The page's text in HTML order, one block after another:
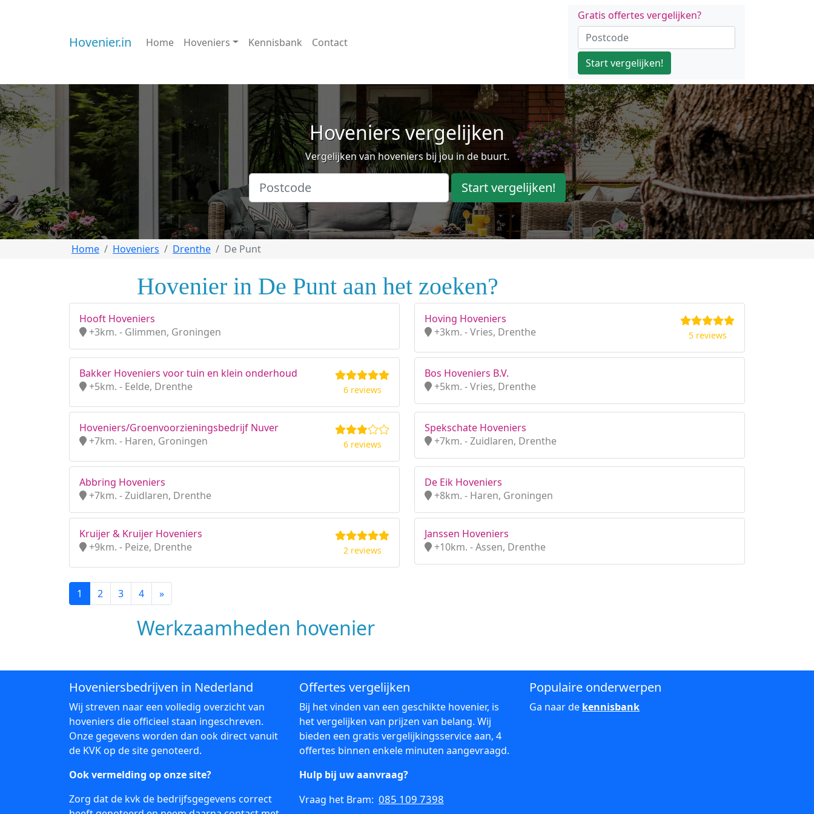
Hovenier.in Home Hoveniers Kennisbank Contact
Gratis offertes vergelijken?
Start vergelijken!
Hoveniers vergelijken
Vergelijken van hoveniers bij jou in de buurt.
Start vergelijken!
Home Hoveniers Drenthe De Punt
Hovenier in De Punt aan het zoeken?
Hooft Hoveniers
+3km. - Glimmen, Groningen
Hoving Hoveniers
+3km. - Vries, Drenthe
5 reviews
Bakker Hoveniers voor tuin en klein onderhoud
+5km. - Eelde, Drenthe
6 reviews
Bos Hoveniers B.V.
+5km. - Vries, Drenthe
Hoveniers/Groenvoorzieningsbedrijf Nuver
+7km. - Haren, Groningen
6 reviews
Spekschate Hoveniers
+7km. - Zuidlaren, Drenthe
Abbring Hoveniers
+7km. - Zuidlaren, Drenthe
De Eik Hoveniers
+8km. - Haren, Groningen
Kruijer & Kruijer Hoveniers
+9km. - Peize, Drenthe
2 reviews
Janssen Hoveniers
+10km. - Assen, Drenthe
1 2 3 4 »
Werkzaamheden hovenier
Hoveniersbedrijven in Nederland
Wij streven naar een volledig overzicht van
hoveniers die officieel staan ingeschreven.
Onze gegevens worden dan ook direct vanuit
de KVK op de site genoteerd.
Ook vermelding op onze site?
Zorg dat de kvk de bedrijfsgegevens correct
Offertes vergelijken
Bij het vinden van een geschikte hovenier, is
het vergelijken van prijzen van belang. Wij
bieden een gratis vergelijkingsservice aan, 4
offertes binnen enkele minuten aangevraagd.
Hulp bij uw aanvraag?
Vraag het Bram: 085 109 7398
Populaire onderwerpen
Ga naar de kennisbank